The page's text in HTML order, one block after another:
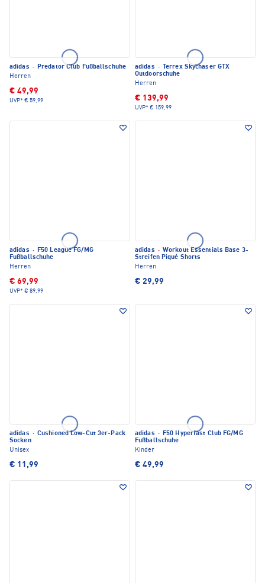
adidas · Predator Club Fußballschuhe
Herren
€ 49,99
UVP* € 59,99
adidas ·
Terrex Skychaser GTX
Outdoorschuhe
Herren
€ 139,99
UVP* € 159,99
adidas · F50 League FG/MG
Fußballschuhe
Herren
€ 69,99
UVP* € 89,99
adidas · Workout Essentials Base 3-
Streifen Piqué Shorts
Herren
€ 29,99
adidas · Cushioned Low-Cut 3er-Pack
Socken
Unisex
€ 11,99
adidas · F50 Hyperfast Club FG/MG
Fußballschuhe
Kinder
€ 49,99